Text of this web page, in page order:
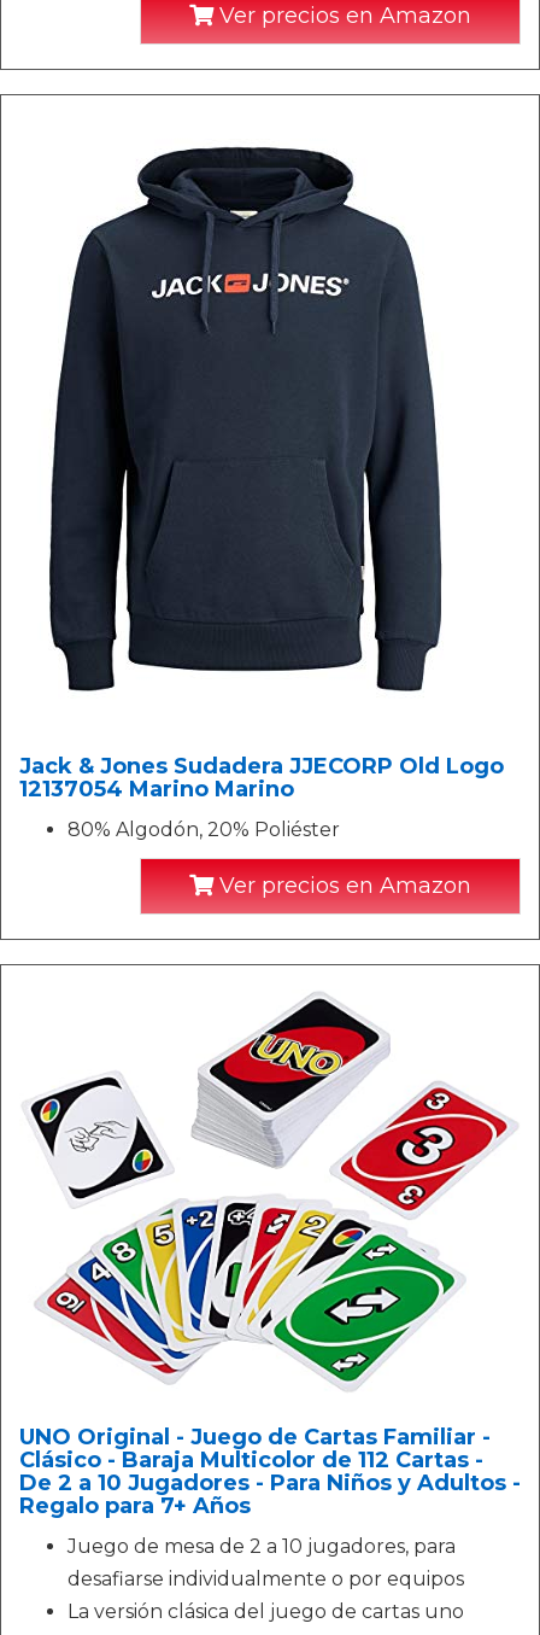
Ver precios en Amazon
Jack & Jones Sudadera JJECORP Old Logo
12137054 Marino Marino
80% Algodón, 20% Poliéster
Ver precios en Amazon
UNO Original - Juego de Cartas Familiar -
Clásico - Baraja Multicolor de 112 Cartas -
De 2 a 10 Jugadores - Para Niños y Adultos -
Regalo para 7+ Años
Juego de mesa de 2 a 10 jugadores, para
desafiarse individualmente o por equipos
La versión clásica del juego de cartas uno